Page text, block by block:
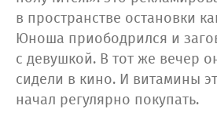
в пространстве остановки
Юноша приободрился и
с девушкой. В тот же вечер
сидели в кино. И витамины
начал регулярно покупать.